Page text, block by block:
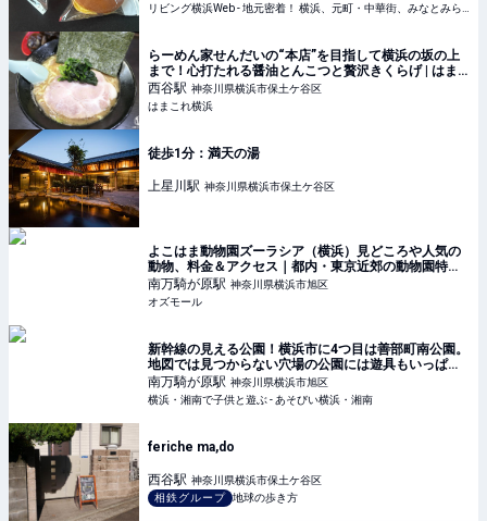
らーめん家せんだいの“本店”を目指して横浜の坂の上
まで！心打たれる醤油とんこつと贅沢きくらげ | はま
これ横浜
西谷駅 神奈川県横浜市保土ケ谷区
はまこれ横浜
徒歩1分：満天の湯
上星川駅 神奈川県横浜市保土ケ谷区
よこはま動物園ズーラシア（横浜）見どころや人気の
動物、料金＆アクセス｜都内・東京近郊の動物園特集
2023 - OZmall
南万騎が原駅 神奈川県横浜市旭区
オズモール
新幹線の見える公園！横浜市に4つ目は善部町南公園。
地図では見つからない穴場の公園には遊具もいっぱ
い！駅から10分。[相鉄いずみ野線 南万騎が原駅から]
南万騎が原駅 神奈川県横浜市旭区
横浜・湘南で子供と遊ぶ - あそびい横浜・湘南
feriche ma,do
西谷駅 神奈川県横浜市保土ケ谷区
相鉄グループ 地球の歩き方